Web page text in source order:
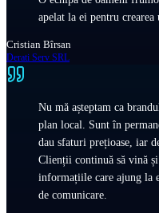
apelat la ei pentru
Cristian Bîrsan
Derati Serv SRL
Nu mă așteptam ca
plan local. Sunt în
dau sfaturi prețioase, iar
Clienții continuă să vină
informațiile care ajung la
de comunicare.